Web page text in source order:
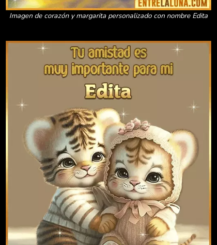
Imagen de corazón y margarita personalizado con nombre Edita